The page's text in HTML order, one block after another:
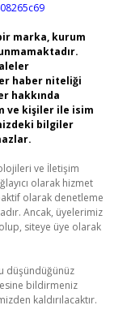
marka, kurum
haber niteliği
hakkında
ve kişiler ile isim
bilgiler
ve İletişim
olarak hizmet
olarak denetleme
Ancak, üyelerimiz
siteye üye olarak
düşündüğünüz
bildirmeniz
kaldırılacaktır.